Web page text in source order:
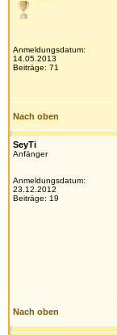
Anmeldungsdatum:
14.05.2013
Beiträge: 71
Nach oben
SeyTi
Anfänger
Anmeldungsdatum:
23.12.2012
Beiträge: 19
Nach oben